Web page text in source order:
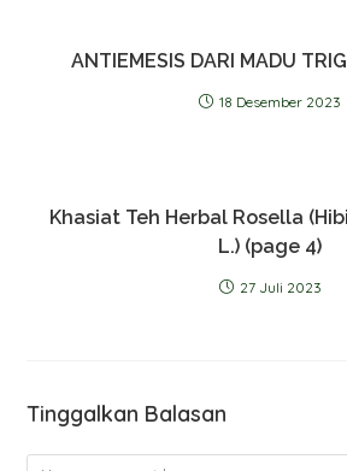
ANTIEMESIS DARI MADU
18 Desember 2023
Khasiat Teh Herbal Rosella
L.) (page 4)
27 Juli 2023
Tinggalkan Balasan